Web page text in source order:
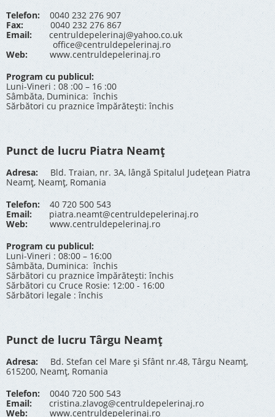
Telefon: 0040 232 276 907
Fax: 0040 232 276 867
Email:
centruldepelerinaj@yahoo.co.uk
office@centruldepelerinaj.ro
Web:
www.centruldepelerinaj.ro
Program cu publicul:
Luni-Vineri : 08 :00 – 16 :00
Sâmbăta, Duminica: închis
Sărbători cu praznice împărătești: închis
Punct de lucru Piatra Neamț
Adresa: Bld. Traian, nr. 3A, lângă Spitalul Județean Piatra
Neamț, Neamț, Romania
Telefon:40 720 500 543
Email:
piatra.neamt@centruldepelerinaj.ro
Web:
www.centruldepelerinaj.ro
Program cu publicul:
Luni-Vineri : 08:00 – 16:00
Sâmbăta, Duminica: închis
Sărbători cu praznice împărătești: închis
Sărbători cu Cruce Rosie: 12:00 - 16:00
Sărbători legale : închis
Punct de lucru Târgu Neamț
Adresa: Bd. Stefan cel Mare și Sfânt nr.48, Târgu Neamț,
615200, Neamț, Romania
Telefon: 0040 720 500 543
Email:
cristina.zlavog@centruldepelerinaj.ro
Web:
www.centruldepelerinaj.ro